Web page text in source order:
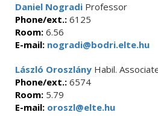
Daniel Nogradi Professor
Phone/ext.: 6125
Room: 6.56
E-mail: nogradi@bodri.elte.hu
László Oroszlány Habil.
Phone/ext.: 6574
Room: 5.79
E-mail: oroszl@elte.hu